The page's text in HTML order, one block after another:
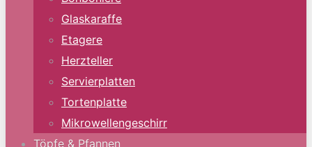
Glaskaraffe
Etagere
Herzteller
Servierplatten
Tortenplatte
Mikrowellengeschirr
Töpfe & Pfannen